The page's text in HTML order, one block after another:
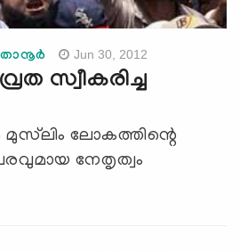
താനൂര്‍ Jun 30, 2012
സ്വീകരിച്ച
ലോകത്തിന്റെ
നേതൃത്വം